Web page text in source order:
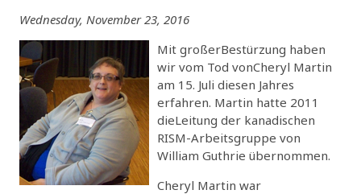
Wednesday, November 23, 2016
Mit großerBestürzung haben
wir vom Tod vonCheryl Martin
am 15. Juli diesen Jahres
erfahren. Martin hatte 2011
dieLeitung der kanadischen
RISM-Arbeitsgruppe von
William Guthrie übernommen.
Cheryl Martin war